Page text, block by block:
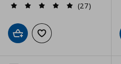
(27)
Προσθήκη στο καλάθι
Προσθήκη στα αγαπημένα